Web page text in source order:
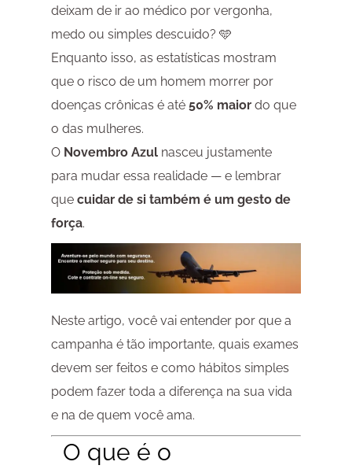
deixam de ir ao médico por vergonha,
medo ou simples descuido? 🩵
Enquanto isso, as estatísticas mostram
que o risco de um homem morrer por
doenças crônicas é até 50% maiordo que
o das mulheres.
O Novembro Azulnasceu justamente
para mudar essa realidade — e lembrar
que cuidar de si também é um gesto de
força.
Neste artigo, você vai entender por que a
campanha é tão importante, quais exames
devem ser feitos e como hábitos simples
podem fazer toda a diferença na sua vida
e na de quem você ama.
O que é o